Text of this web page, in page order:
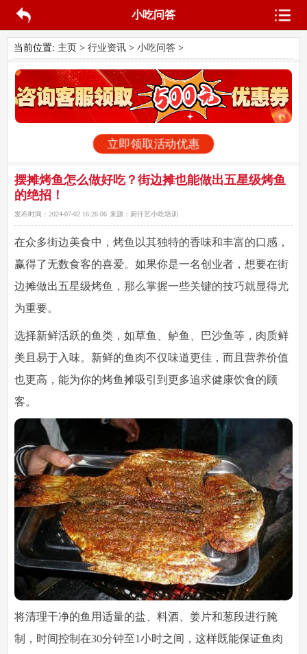
小吃问答
当前位置: 主页 > 行业资讯> 小吃问答>
立即领取活动优惠
摆摊烤鱼怎么做好吃？街边摊也能做出五星级烤鱼
的绝招！
发布时间： 2024-07-02 16:26:06 来源： 厨仟艺小吃培训
在众多街边美食中，烤鱼以其独特的香味和丰富的口感，
赢得了无数食客的喜爱。如果你是一名创业者，想要在街
边摊做出五星级烤鱼，那么掌握一些关键的技巧就显得尤
为重要。
选择新鲜活跃的鱼类，如草鱼、鲈鱼、巴沙鱼等，肉质鲜
美且易于入味。新鲜的鱼肉不仅味道更佳，而且营养价值
也更高，能为你的烤鱼摊吸引到更多追求健康饮食的顾
客。
将清理干净的鱼用适量的盐、料酒、姜片和葱段进行腌
制，时间控制在30分钟至1小时之间，这样既能保证鱼肉